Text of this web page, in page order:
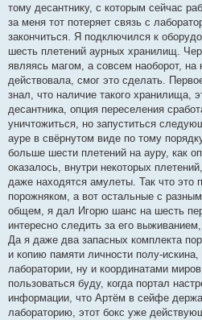
тому десантнику, с которым сейчас
за меня тот потеряет связь с
закончиться. Я подключился к
шесть плетений аурных хранилищ.
являясь магом, а совсем наоборот, на
действовала, смог это сделать.
знал, что наличие такого хранилища,
десантника, опция переселения
уничтожиться, но запуститься
ауре в свёрнутом виде по тому
больше шести плетений на ауру, как
оказалось, внутри некоторых
даже находятся амулеты. Так что это
порожняком, а вот остальные с
общем, я дал Игорю шанс на шесть
интересно следить за его
Да я даже два запасных комплекта
и копию памяти личности полу-
лаборатории, ну и координатами
пользоваться буду, когда портал
информации, что Артём в сейфе
лабораторию, этот бокс уже